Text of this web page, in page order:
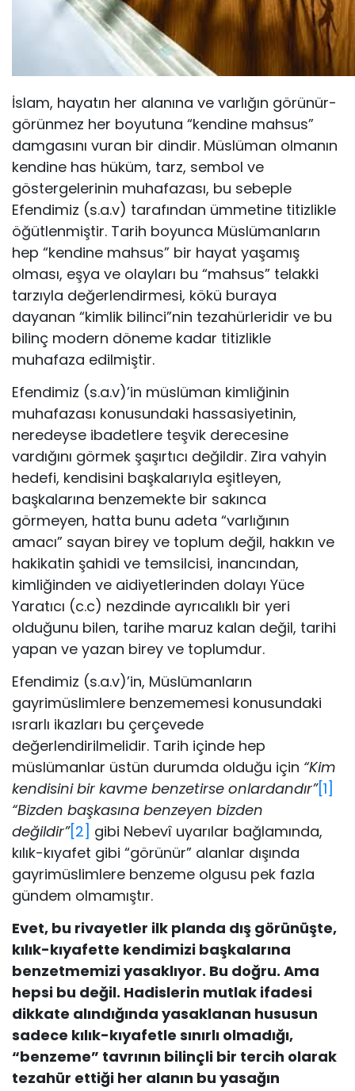
İslam, hayatın her alanına ve varlığın görünür-
görünmez her boyutuna “kendine mahsus”
damgasını vuran bir dindir. Müslüman olmanın
kendine has hüküm, tarz, sembol ve
göstergelerinin muhafazası, bu sebeple
Efendimiz (s.a.v) tarafından ümmetine titizlikle
öğütlenmiştir. Tarih boyunca Müslümanların
hep “kendine mahsus” bir hayat yaşamış
olması, eşya ve olayları bu “mahsus” telakki
tarzıyla değerlendirmesi, kökü buraya
dayanan “kimlik bilinci”nin tezahürleridir ve bu
bilinç modern döneme kadar titizlikle
muhafaza edilmiştir.
Efendimiz (s.a.v)’in müslüman kimliğinin
muhafazası konusundaki hassasiyetinin,
neredeyse ibadetlere teşvik derecesine
vardığını görmek şaşırtıcı değildir. Zira vahyin
hedefi, kendisini başkalarıyla eşitleyen,
başkalarına benzemekte bir sakınca
görmeyen, hatta bunu adeta “varlığının
amacı” sayan birey ve toplum değil, hakkın ve
hakikatin şahidi ve temsilcisi, inancından,
kimliğinden ve aidiyetlerinden dolayı Yüce
Yaratıcı (c.c) nezdinde ayrıcalıklı bir yeri
olduğunu bilen, tarihe maruz kalan değil, tarihi
yapan ve yazan birey ve toplumdur.
Efendimiz (s.a.v)’in, Müslümanların
gayrimüslimlere benzememesi konusundaki
ısrarlı ikazları bu çerçevede
değerlendirilmelidir. Tarih içinde hep
müslümanlar üstün durumda olduğu için “Kim
kendisini bir kavme benzetirse onlardandır”[1]
“Bizden başkasına benzeyen bizden
değildir”[2] gibi Nebevî uyarılar bağlamında,
kılık-kıyafet gibi “görünür” alanlar dışında
gayrimüslimlere benzeme olgusu pek fazla
gündem olmamıştır.
Evet, bu rivayetler ilk planda dış görünüşte,
kılık-kıyafette kendimizi başkalarına
benzetmemizi yasaklıyor. Bu doğru. Ama
hepsi bu değil. Hadislerin mutlak ifadesi
dikkate alındığında yasaklanan hususun
sadece kılık-kıyafetle sınırlı olmadığı,
“benzeme” tavrının bilinçli bir tercih olarak
tezahür ettiği her alanın bu yasağın